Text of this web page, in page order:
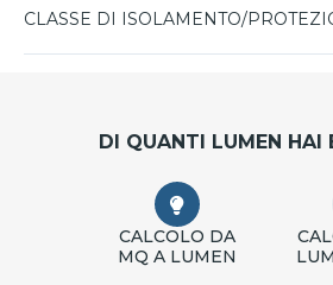
CLASSE DI ISOLAMENTO/
DI QUANTI LUMEN HAI
CALCOLO DA
MQ A LUMEN